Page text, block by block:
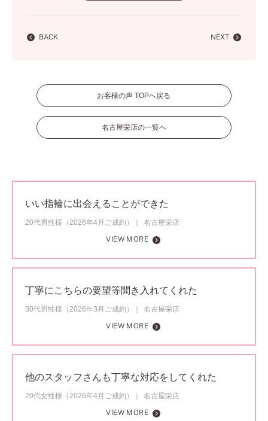
BACK NEXT
お客様の声 TOPへ戻る
名古屋栄店の一覧へ
いい指輪に出会えることができた
20代男性様（2026年4月ご成約）
名古屋栄店
VIEW MORE
丁寧にこちらの要望等聞き入れてくれた
30代男性様（2026年3月ご成約）
名古屋栄店
VIEW MORE
他のスタッフさんも丁寧な対応をしてくれた
20代女性様（2026年4月ご成約）
名古屋栄店
VIEW MORE